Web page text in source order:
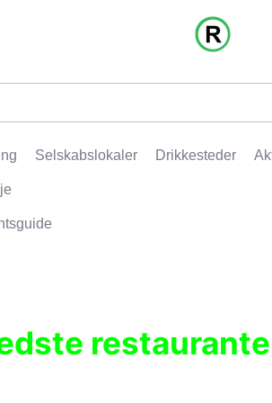
Selskabslokaler Drikkesteder